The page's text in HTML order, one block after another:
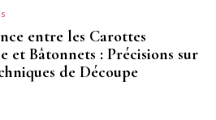
entre les Carottes
et Bâtonnets : Précisions sur
de Découpe